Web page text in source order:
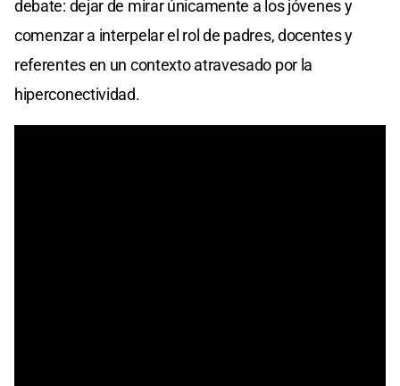
debate: dejar de mirar únicamente a los jóvenes y
comenzar a interpelar el rol de padres, docentes y
referentes en un contexto atravesado por la
hiperconectividad.